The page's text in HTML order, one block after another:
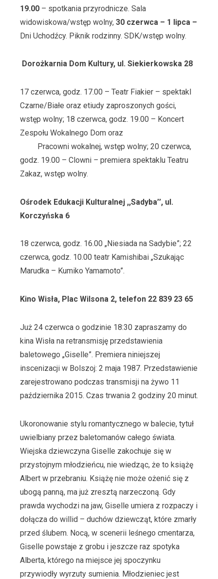
19.00– spotkania przyrodnicze. Sala
widowiskowa/wstęp wolny, 30 czerwca – 1 lipca –
Dni Uchodźcy. Piknik rodzinny. SDK/wstęp wolny.
Dorożkarnia Dom Kultury, ul . Siekierkowska 28
17 czerwca, godz. 17.00 – Teatr Fiakier – spektakl
Czarne/Białe oraz etiudy zaproszonych gości,
wstęp wolny; 18 czerwca, godz. 19.00 – Koncert
Zespołu Wokalnego Dom oraz
Pracowni wokalnej, wstęp wolny; 20 czerwca,
godz. 19.00 – Clowni– premiera spektaklu Teatru
Zakaz, wstęp wolny.
Ośrodek Edukacji Kulturalnej ,,Sadyba’’,ul.
Korczyńska 6
18 czerwca, godz. 16.00 „Niesiada na Sadybie”; 22
czerwca, godz. 10.00 teatr Kamishibai „Szukając
Marudka – Kumiko Yamamoto”.
Kino Wisła, Plac Wilsona 2, telefon 22 839 23 65
Już 24 czerwca o godzinie 18:30 zapraszamy do
kina Wisła na retransmisję przedstawienia
baletowego „Giselle”. Premiera niniejszej
inscenizacji w Bolszoj: 2 maja 1987. Przedstawienie
zarejestrowano podczas transmisji na żywo 11
października 2015. Czas trwania 2 godziny 20 minut.
Ukoronowanie stylu romantycznego w balecie, tytuł
uwielbiany przez baletomanów całego świata.
Wiejska dziewczyna Giselle zakochuje się w
przystojnym młodzieńcu, nie wiedząc, że to książę
Albert w przebraniu. Książę nie może ożenić się z
ubogą panną, ma już zresztą narzeczoną. Gdy
prawda wychodzi na jaw, Giselle umiera z rozpaczy i
dołącza do willid – duchów dziewcząt, które zmarły
przed ślubem. Nocą, w scenerii leśnego cmentarza,
Giselle powstaje z grobu i jeszcze raz spotyka
Alberta, którego na miejsce jej spoczynku
przywiodły wyrzuty sumienia. Młodzieniec jest